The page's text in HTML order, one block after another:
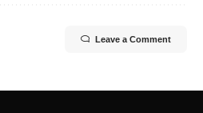
Leave a Comment